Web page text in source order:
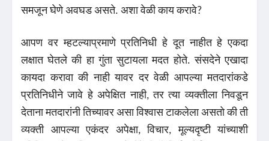
समजून घेणे अवघड असते. अशा वेळी काय करावे?
आपण वर म्हटल्याप्रमाणे प्रतिनिधी हे दूत नाहीत हे एकदा
लक्षात घेतले की हा गुंता सुटायला मदत होते. संसदेने एखादा
कायदा करावा की नाही यावर दर वेळी आपल्या मतदारांकडे
प्रतिनिधीने जावे हे अपेक्षित नाही, तर त्या व्यक्तीला निवडून
देताना मतदारांनी तिच्यावर असा विश्वास टाकलेला असतो की ती
व्यक्ती आपल्या एकंदर अपेक्षा, विचार, मूल्यदृष्टी यांच्याशी